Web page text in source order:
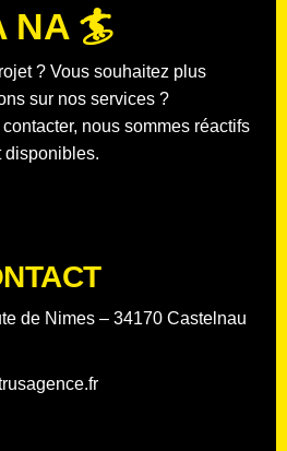
NA 🏄
? Vous souhaitez plus
sur nos services ?
nous sommes réactifs
disponibles.
de Nimes – 34170 Castelnau